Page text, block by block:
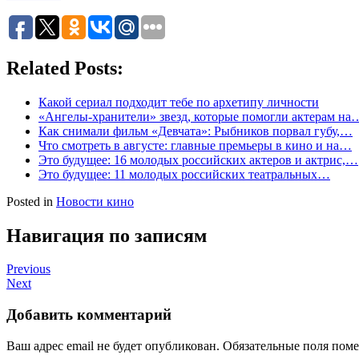
Related Posts:
Какой сериал подходит тебе по архетипу личности
«Ангелы-хранители» звезд, которые помогли актерам
Как снимали фильм «Девчата»: Рыбников порвал губу,…
Что смотреть в августе: главные премьеры в кино и на…
Это будущее: 16 молодых российских актеров и актрис,…
Это будущее: 11 молодых российских театральных…
Posted in Новости кино
Навигация по записям
Previous
Next
Добавить комментарий
Ваш адрес email не будет опубликован. Обязательные поля